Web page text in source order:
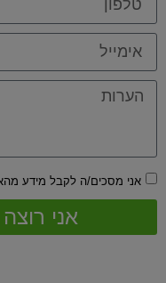
אני מסכים/ה לקבל מידע
אני רוצה